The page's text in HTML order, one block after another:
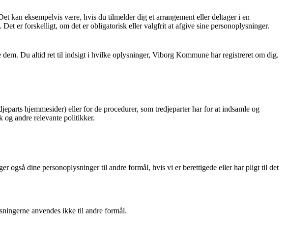
kan eksempelvis være, hvis du tilmelder dig et arrangement eller deltager i en
er forskelligt, om det er obligatorisk eller valgfrit at afgive sine personoplysninger.
Du altid ret til indsigt i hvilke oplysninger, Viborg Kommune har registreret om dig.
hjemmesider) eller for de procedurer, som tredjeparter har for at indsamle og
og andre relevante politikker.
også dine personoplysninger til andre formål, hvis vi er berettigede eller har pligt til det
anvendes ikke til andre formål.